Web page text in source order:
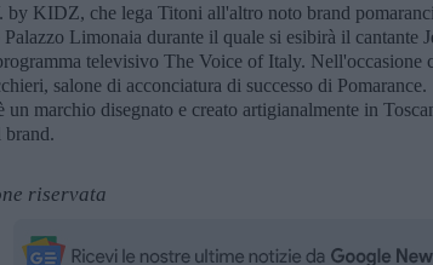
by KIDZ, che lega Titoni all'altro noto brand
Limonaia durante il quale si esibirà il cantante
televisivo The Voice of Italy. Nell'occasione
salone di acconciatura di successo di Pomarance.
marchio disegnato e creato artigianalmente in
brand.
riservata